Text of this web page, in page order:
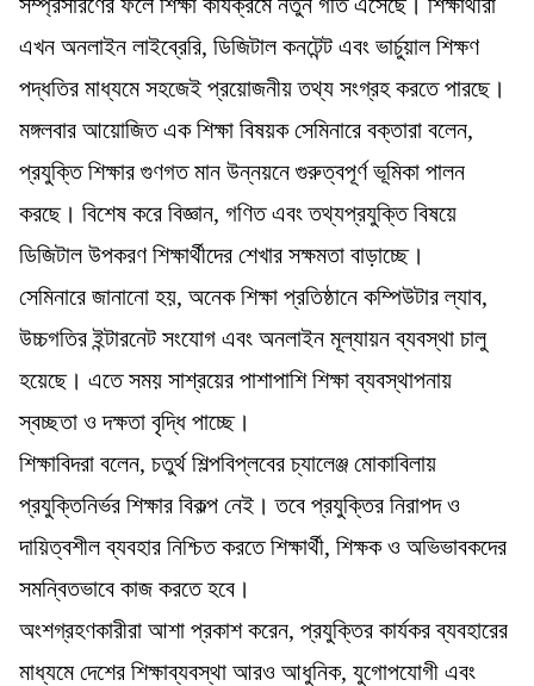
এখন অনলাইন লাইব্রেরি, ডিজিটাল কনটেন্ট এবং ভার্চুয়াল শিক্ষণ
পদ্ধতির মাধ্যমে সহজেই প্রয়োজনীয় তথ্য সংগ্রহ করতে পারছে।
মঙ্গলবার আয়োজিত এক শিক্ষা বিষয়ক সেমিনারে বক্তারা বলেন,
প্রযুক্তি শিক্ষার গুণগত মান উন্নয়নে গুরুত্বপূর্ণ ভূমিকা পালন
করছে। বিশেষ করে বিজ্ঞান, গণিত এবং তথ্যপ্রযুক্তি বিষয়ে
ডিজিটাল উপকরণ শিক্ষার্থীদের শেখার সক্ষমতা বাড়াচ্ছে।
সেমিনারে জানানো হয়, অনেক শিক্ষা প্রতিষ্ঠানে কম্পিউটার ল্যাব,
উচ্চগতির ইন্টারনেট সংযোগ এবং অনলাইন মূল্যায়ন ব্যবস্থা চালু
হয়েছে। এতে সময় সাশ্রয়ের পাশাপাশি শিক্ষা ব্যবস্থাপনায়
স্বচ্ছতা ও দক্ষতা বৃদ্ধি পাচ্ছে।
শিক্ষাবিদরা বলেন, চতুর্থ শিল্পবিপ্লবের চ্যালেঞ্জ মোকাবিলায়
প্রযুক্তিনির্ভর শিক্ষার বিকল্প নেই। তবে প্রযুক্তির নিরাপদ ও
দায়িত্বশীল ব্যবহার নিশ্চিত করতে শিক্ষার্থী, শিক্ষক ও অভিভাবকদের
সমন্বিতভাবে কাজ করতে হবে।
অংশগ্রহণকারীরা আশা প্রকাশ করেন, প্রযুক্তির কার্যকর ব্যবহারের
মাধ্যমে দেশের শিক্ষাব্যবস্থা আরও আধুনিক, যুগোপযোগী এবং